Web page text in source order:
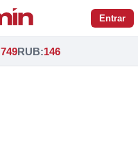
Entrar
RUB:146